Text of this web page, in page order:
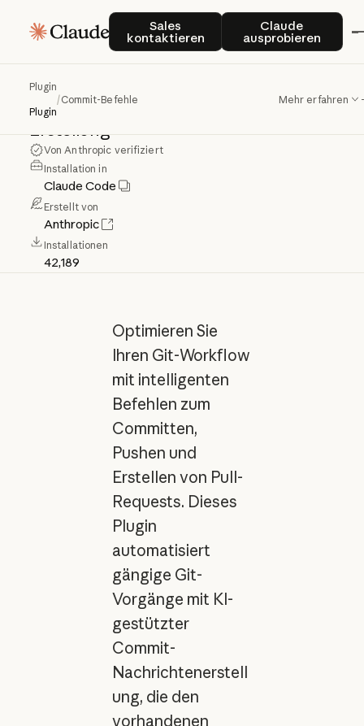
Sales
kontaktieren
Sales kontaktierenClaude
ausprobieren
Claude
Plugin
Plugin
/Commit-Befehle Mehr erfahren
Commit-Befehle
Befehle
einschließlich
undPR-
Erstellung
Von Anthropic verifiziert
Installation in
Claude Code
Erstellt von
Anthropic
Installationen
42,189
Optimieren Sie
Ihren Git-Workflow
mit intelligenten
Befehlen zum
Committen,
Pushen und
Erstellen von Pull-
Requests. Dieses
Plugin
automatisiert
gängige Git-
Vorgänge mit KI-
gestützter
Commit-
Nachrichtenerstell
ung, die den
vorhandenen